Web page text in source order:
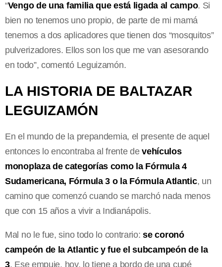
“Vengo de una familia que está ligada al campo. Si
bien no tenemos uno propio, de parte de mi mamá
tenemos a dos aplicadores que tienen dos “mosquitos”
pulverizadores. Ellos son los que me van asesorando
en todo”, comentó Leguizamón.
LA HISTORIA DE BALTAZAR
LEGUIZAMÓN
En el mundo de la prepandemia, el presente de aquel
entonces lo encontraba al frente devehículos
monoplaza de categorías como la Fórmula 4
Sudamericana, Fórmula 3 o la Fórmula Atlantic, un
camino que comenzó cuando se marchó nada menos
que con 15 años a vivir a Indianápolis.
Mal no le fue, sino todo lo contrario:se coronó
campeón de la Atlantic y fue el subcampeón de la
3. Ese empuje, hoy, lo tiene a bordo de una cupé